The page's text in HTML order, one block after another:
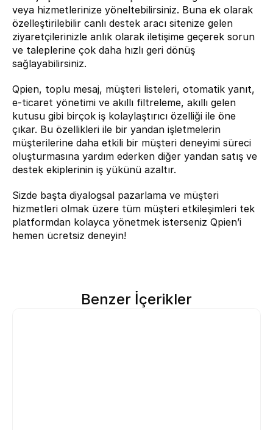
veya hizmetlerinize yöneltebilirsiniz. Buna ek olarak
özelleştirilebilir canlı destek aracı sitenize gelen
ziyaretçilerinizle anlık olarak iletişime geçerek sorun
ve taleplerine çok daha hızlı geri dönüş
sağlayabilirsiniz.
Qpien, toplu mesaj, müşteri listeleri, otomatik yanıt,
e-ticaret yönetimi ve akıllı filtreleme, akıllı gelen
kutusu gibi birçok iş kolaylaştırıcı özelliği ile öne
çıkar. Bu özellikleri ile bir yandan işletmelerin
müşterilerine daha etkili bir müşteri deneyimi süreci
oluşturmasına yardım ederken diğer yandan satış ve
destek ekiplerinin iş yükünü azaltır.
Sizde başta diyalogsal pazarlama ve müşteri
hizmetleri olmak üzere tüm müşteri etkileşimleri tek
platformdan kolayca yönetmek isterseniz Qpien’i
hemen ücretsiz deneyin!
Benzer İçerikler